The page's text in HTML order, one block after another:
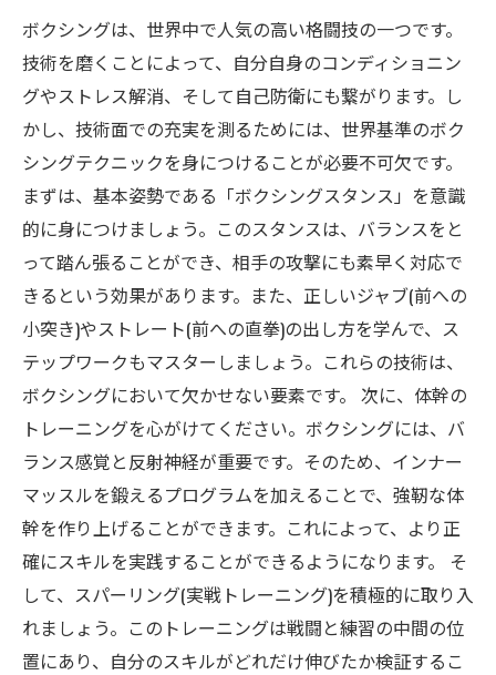
ボクシングは、世界中で人気の高い格闘技の一つです。
技術を磨くことによって、自分自身のコンディショニン
グやストレス解消、そして自己防衛にも繋がります。し
かし、技術面での充実を測るためには、世界基準のボク
シングテクニックを身につけることが必要不可欠です。
まずは、基本姿勢である「ボクシングスタンス」を意識
的に身につけましょう。このスタンスは、バランスをと
って踏ん張ることができ、相手の攻撃にも素早く対応で
きるという効果があります。また、正しいジャブ(前への
小突き)やストレート(前への直拳)の出し方を学んで、ス
テップワークもマスターしましょう。これらの技術は、
ボクシングにおいて欠かせない要素です。 次に、体幹の
トレーニングを心がけてください。ボクシングには、バ
ランス感覚と反射神経が重要です。そのため、インナー
マッスルを鍛えるプログラムを加えることで、強靭な体
幹を作り上げることができます。これによって、より正
確にスキルを実践することができるようになります。 そ
して、スパーリング(実戦トレーニング)を積極的に取り入
れましょう。このトレーニングは戦闘と練習の中間の位
置にあり、自分のスキルがどれだけ伸びたか検証するこ